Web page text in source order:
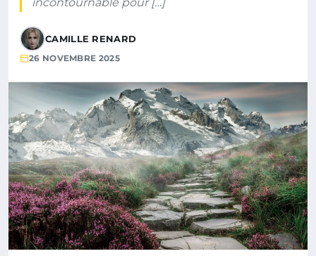
CAMILLE RENARD
26 NOVEMBRE 2025